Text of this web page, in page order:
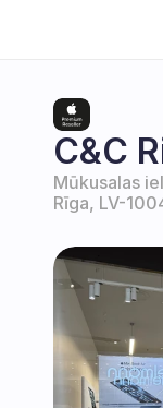
C&C
Mūkusalas
Rīga, LV-